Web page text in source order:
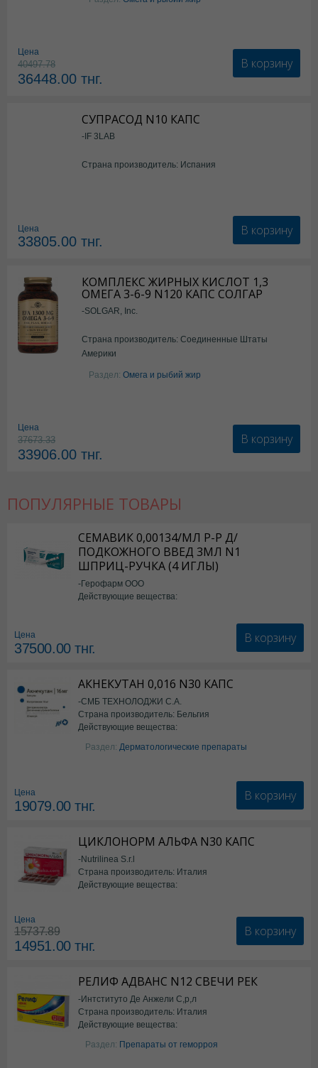
Цена
40497.78
36448.00 тнг.
В корзину
СУПРАСОД N10 КАПС
-IF 3LAB
Страна производитель: Испания
Цена
33805.00 тнг.
В корзину
КОМПЛЕКС ЖИРНЫХ КИСЛОТ 1,3
ОМЕГА 3-6-9 N120 КАПС СОЛГАР
-SOLGAR, Inc.
Страна производитель: Соединенные Штаты
Америки
Раздел: Омега и рыбий жир
Цена
37673.33
33906.00 тнг.
В корзину
ПОПУЛЯРНЫЕ ТОВАРЫ
СЕМАВИК 0,00134/МЛ Р-Р Д/
ПОДКОЖНОГО ВВЕД 3МЛ N1
ШПРИЦ-РУЧКА (4 ИГЛЫ)
-Герофарм ООО
Действующие вещества:
Цена
37500.00тнг.
В корзину
АКНЕКУТАН 0,016 N30 КАПС
-СМБ ТЕХНОЛОДЖИ С.А.
Страна производитель: Бельгия
Действующие вещества:
Изотретиноин
Раздел: Дерматологические препараты
Цена
19079.00тнг.
В корзину
ЦИКЛОНОРМ АЛЬФА N30 КАПС
-Nutrilinea S.r.l
Страна производитель: Италия
Действующие вещества:
Цена
15737.89
14951.00тнг.
В корзину
РЕЛИФ АДВАНС N12 СВЕЧИ РЕК
-Интституто Де Анжели С,р,л
Страна производитель: Италия
Действующие вещества:
Бензокаин
Раздел: Препараты от геморроя